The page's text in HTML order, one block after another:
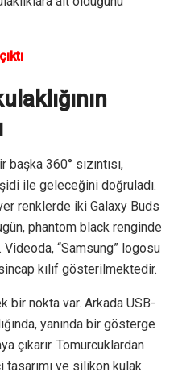
360° sızıntısı,
ile geleceğini doğruladı.
renklerde iki Galaxy Buds
phantom black renginde
“Samsung” logosu
kılıf gösterilmektedir.
bir nokta var. Arkada USB-
yanında bir gösterge
çıkarır. Tomurcuklardan
ve silikon kulak